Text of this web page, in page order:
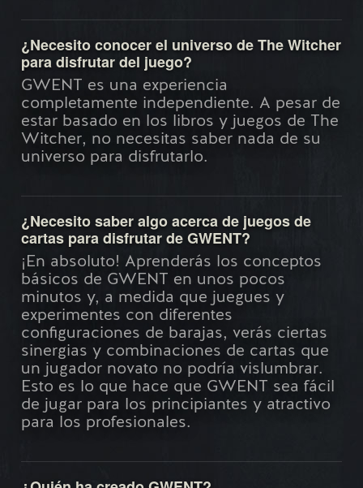
¿Necesito conocer el universo de The Witcher
para disfrutar del juego?
GWENT es una experiencia
completamente independiente. A pesar de
estar basado en los libros y juegos de The
Witcher, no necesitas saber nada de su
universo para disfrutarlo.
¿Necesito saber algo acerca de juegos de
cartas para disfrutar de GWENT?
¡En absoluto! Aprenderás los conceptos
básicos de GWENT en unos pocos
minutos y, a medida que juegues y
experimentes con diferentes
configuraciones de barajas, verás ciertas
sinergias y combinaciones de cartas que
un jugador novato no podría vislumbrar.
Esto es lo que hace que GWENT sea fácil
de jugar para los principiantes y atractivo
para los profesionales.